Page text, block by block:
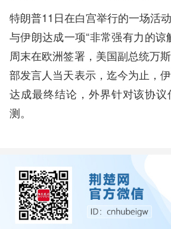
特朗普11日在白宫举行的一场活
与伊朗达成一项“非常强有力的谅
周末在欧洲签署，美国副总统万
部发言人当天表示，迄今为止，
达成最终结论，外界针对该协
测。